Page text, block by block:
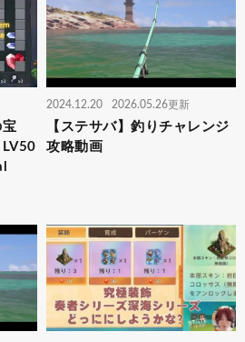
2024.12.20 2026.05.26更新
【ステサバ】釣りチャレンジ
攻略動画